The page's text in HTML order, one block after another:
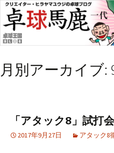
月別アーカイブ:
「アタック8」試打
2017年9月27日 アタック8